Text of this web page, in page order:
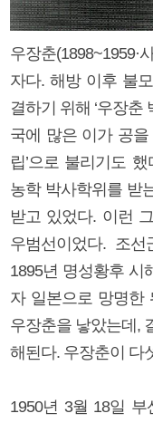
우장춘
자다. 해방 이후 불
결하기 위해 ‘우장춘
국에 많은 이가 공을
립’으로 불리기도
농학 박사학위를 받
받고 있었다. 이런
우범선이었다. 조
1895년 명성황후 시
자 일본으로 망명한
우장춘을 낳았는데,
해된다. 우장춘이 다
1950년 3월 18일